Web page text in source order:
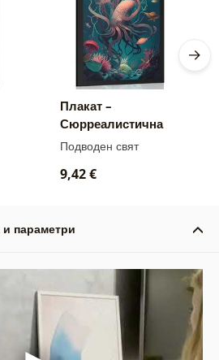
Плакат –
Сюрреалистична
сепия
Подводен свят
9,42 €
параметри